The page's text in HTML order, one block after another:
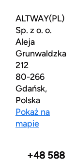
ALTWAY(PL)
Sp. z o. o.
Aleja
Grunwaldzka
212
80-266
Gdańsk,
Polska
Pokaż na
mapie
+48 588